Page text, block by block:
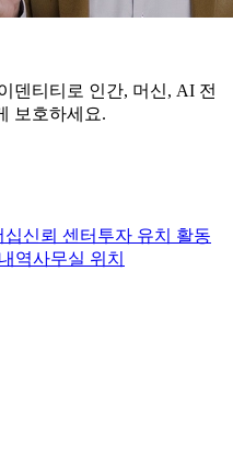
덴티티로 인간, 머신, AI 전
보호하세요.
십신뢰 센터 투자 유치 활동
역사무실 위치